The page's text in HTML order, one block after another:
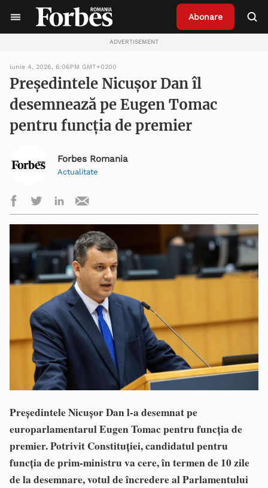
Abonare
ADVERTISEMENT
iunie 4, 2026, 6:06PM GMT+0200
Președintele Nicușor Dan îl
desemnează pe Eugen Tomac
pentru funcția de premier
Forbes Romania
Actualitate
Președintele Nicușor Dan l-a desemnat pe
europarlamentarul Eugen Tomac pentru funcția de
premier. Potrivit Constituției, candidatul pentru
funcția de prim-ministru va cere, în termen de 10 zile
de la desemnare, votul de încredere al Parlamentului